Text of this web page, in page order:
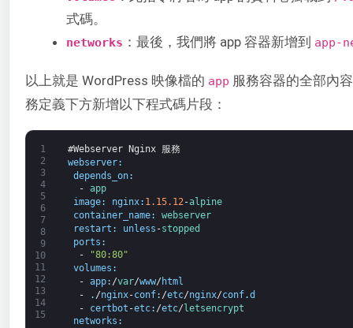
式碼。
networks ：最後，我們將 app 容器新增到 app-
以上就是 WordPress 映像檔的 app 服務容器的全部內
務定義下方新增以下程式碼片段：
1
2
3
4
5
6
7
8
9
10
11
12
13
14
15
#Webserver Nginx 服務
webserver:
depends_on:
- app
image: nginx: 1.15.12-alpine
container_name:
webserver
restart : unless -stopped
ports :
-
"80:80"
volumes :
- app: /var/www/ html
-
. /nginx-conf: /etc/nginx/conf.d
-
certbot -etc: /etc/letsencrypt
networks :